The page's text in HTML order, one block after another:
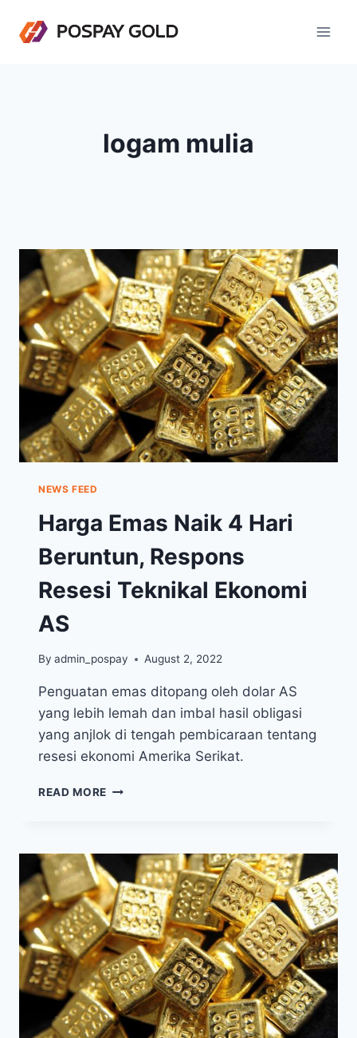
logam mulia
NEWS FEED
Harga Emas Naik 4 Hari
Beruntun, Respons
Resesi Teknikal Ekonomi
AS
By admin_pospay August 2, 2022
Penguatan emas ditopang oleh dolar AS
yang lebih lemah dan imbal hasil obligasi
yang anjlok di tengah pembicaraan tentang
resesi ekonomi Amerika Serikat.
READ MORE HARGA
HARI
BERUNTUN,
RESPONS
RESESI
TEKNIKAL
EKONOMI
AS